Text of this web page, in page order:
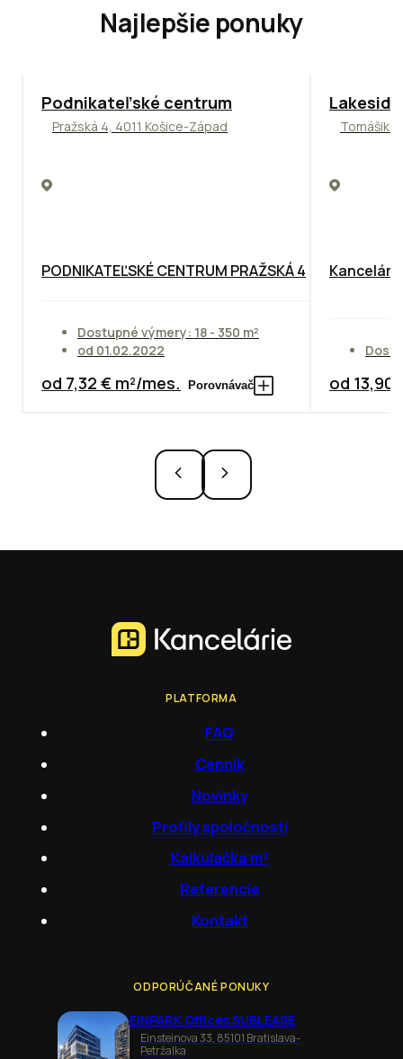
Najlepšie ponuky
ODPORÚČAME
Podnikateľské centrum
Pražská 4, 4011 Košice-Západ
PODNIKATEĽSKÉ CENTRUM PRAŽSKÁ 4
Dostupné výmery: 18 - 350 m²
od 01.02.2022
od 7,32 € m²/mes. Porovnávač od 13,90
PLATFORMA
FAQ
Cenník
Novinky
Profily spoločností
Kalkulačka m²
Referencie
Kontakt
ODPORÚČANÉ PONUKY
EINPARK Offices SUBLEASE
Einsteinova 33, 85101 Bratislava-
Petržalka